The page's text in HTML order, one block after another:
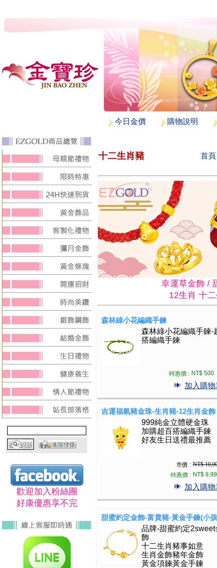
今日金價 購物說明
歡迎加入粉絲團
好康優惠享不完
十二生肖豬 首頁
幸運草金飾 /
12生肖 十
森林綠小花編織手鍊
森林綠小花編織手鍊-
搭編織手鍊
特惠價 : NT$ 500
加入購物
吉運福氣豬金珠-生肖豬-12生肖金飾
999純金立體硬金珠
加購超百搭編織手鍊
好友生日送禮最推薦
市價 : NT$
特惠價 : NT$
加入購物
甜蜜約定金飾-富貴豬-黃金手鍊(小
品牌-甜蜜約定2sweet
飾
十二生肖豬事如意
生肖金飾豬年金飾
黃金項鍊黃金手鍊